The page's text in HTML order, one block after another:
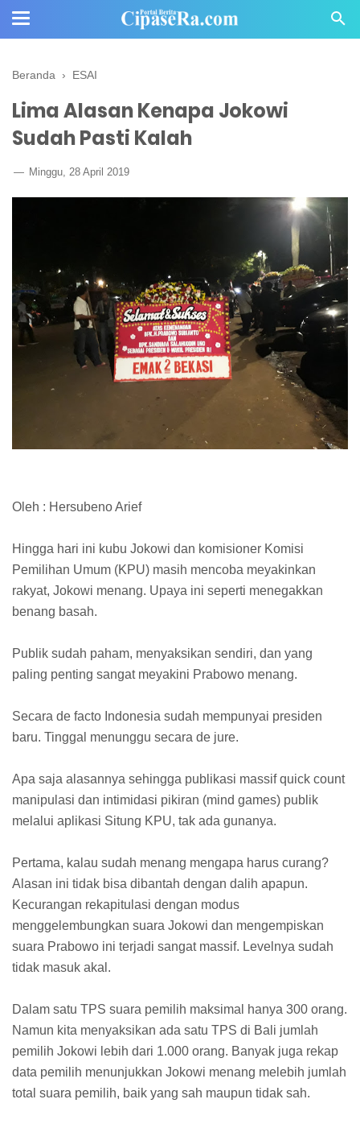
Beranda › ESAI
Lima Alasan Kenapa Jokowi
Sudah Pasti Kalah
Minggu, 28 April 2019
Oleh : Hersubeno Arief
Hingga hari ini kubu Jokowi dan komisioner Komisi
Pemilihan Umum (KPU) masih mencoba meyakinkan
rakyat, Jokowi menang. Upaya ini seperti menegakkan
benang basah.
Publik sudah paham, menyaksikan sendiri, dan yang
paling penting sangat meyakini Prabowo menang.
Secara de facto Indonesia sudah mempunyai presiden
baru. Tinggal menunggu secara de jure.
Apa saja alasannya sehingga publikasi massif quick count
manipulasi dan intimidasi pikiran (mind games) publik
melalui aplikasi Situng KPU, tak ada gunanya.
Pertama, kalau sudah menang mengapa harus curang?
Alasan ini tidak bisa dibantah dengan dalih apapun.
Kecurangan rekapitulasi dengan modus
menggelembungkan suara Jokowi dan mengempiskan
suara Prabowo ini terjadi sangat massif. Levelnya sudah
tidak masuk akal.
Dalam satu TPS suara pemilih maksimal hanya 300 orang.
Namun kita menyaksikan ada satu TPS di Bali jumlah
pemilih Jokowi lebih dari 1.000 orang. Banyak juga rekap
data pemilih menunjukkan Jokowi menang melebih jumlah
total suara pemilih, baik yang sah maupun tidak sah.